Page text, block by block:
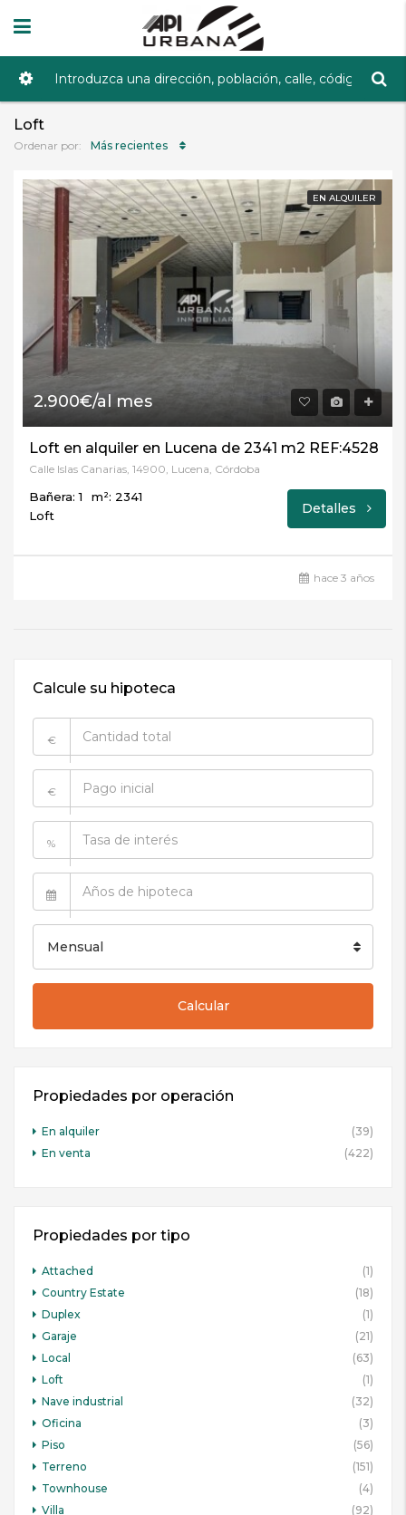
Loft
Ordenar por: Más recientes
EN ALQUILER
2.900€/al mes
Loft en alquiler en Lucena de 2341 m2 REF:4528
Calle Islas Canarias, 14900, Lucena, Córdoba
Bañera: 1
m²: 2341
Loft
Detalles
hace 3 años
Calcule su hipoteca
€
€
%
Mensual
Calcular
Propiedades por operación
En alquiler
(39)
En venta
(422)
Propiedades por tipo
Attached
(1)
Country Estate
(18)
Duplex
(1)
Garaje
(21)
Local
(63)
Loft
(1)
Nave industrial
(32)
Oficina
(3)
Piso
(56)
Terreno
(151)
Townhouse
(4)
Villa
(92)